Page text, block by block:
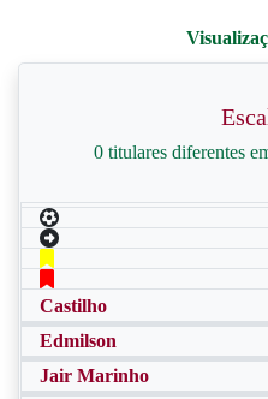
0 titulares diferentes
Castilho
Edmilson
Jair Marinho